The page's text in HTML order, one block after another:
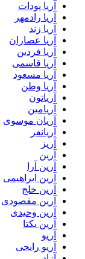
آریا پودات
آریا رادمهر
آریا زند
آریا عصاران
آریا فردین
آریا قاسمی
آریا مسعود
آریا وطن
آریاتون
آریامین
آریان موسوی
آریانفر
آریز
آرین
آرین آرا
آرین ابراهیمی
آرین خلج
آرین مقصودی
آرین وحیدی
آرین یکتا
آریو
آریو رایجی